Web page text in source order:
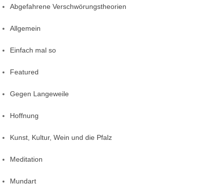
Abgefahrene Verschwörungstheorien
Allgemein
Einfach mal so
Featured
Gegen Langeweile
Hoffnung
Kunst, Kultur, Wein und die Pfalz
Meditation
Mundart